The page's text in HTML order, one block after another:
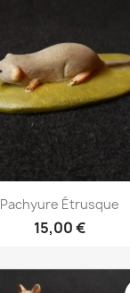
Aperçu rapide
Pachyure Étrusque
15,00 €